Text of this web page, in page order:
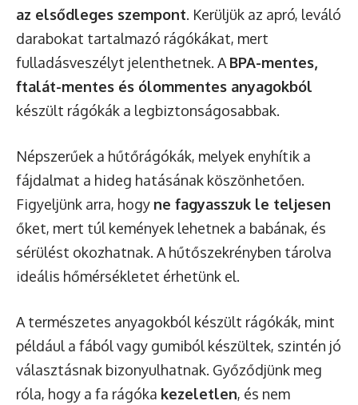
az elsődleges szempont. Kerüljük az apró, leváló
darabokat tartalmazó rágókákat, mert
fulladásveszélyt jelenthetnek. A BPA-mentes,
ftalát-mentes és ólommentes anyagokból
készült rágókák a legbiztonságosabbak.
Népszerűek a hűtőrágókák, melyek enyhítik a
fájdalmat a hideg hatásának köszönhetően.
Figyeljünk arra, hogy ne fagyasszuk le teljesen
őket, mert túl kemények lehetnek a babának, és
sérülést okozhatnak. A hűtőszekrényben tárolva
ideális hőmérsékletet érhetünk el.
A természetes anyagokból készült rágókák, mint
például a fából vagy gumiból készültek, szintén jó
választásnak bizonyulhatnak. Győződjünk meg
róla, hogy a fa rágóka kezeletlen, és nem